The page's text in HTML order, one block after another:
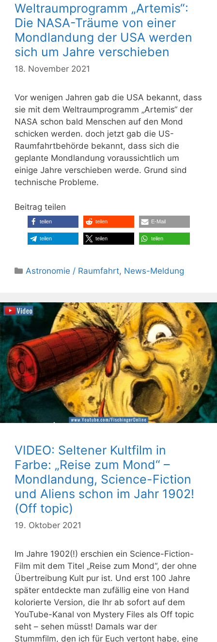
Weltraumprogramm „Artemis“:
Die NASA-Träume von einer
Mondlandung der USA werden
sich um Jahre verschieben
18. November 2021
Vor wenigen Jahren gab die USA bekannt, dass
sie mit dem Weltraumprogramm „Artemis“ der
NASA schon bald Menschen auf den Mond
schicken werden. doch jetzt gab die US-
Raumfahrtbehörde bekannt, dass sich die
geplante Mondlandung voraussichtlich um
einige Jahre verschieben werde. Grund sind
technische Probleme.
Beitrag teilen
teilen teilen E-Mail
teilen teilen teilen
Kategorien
Astronomie / Raumfahrt, News-Meldung
VIDEO: Seltener Kultfilm in
Farbe: „Reise zum Mond“ –
Mondlandung, Science-Fiction
und Aliens schon im Jahr 1902!
(Off topic)
19. Oktober 2021
Im Jahre 1902(!) erschien ein Science-Fiction-
Film mit dem Titel „Reise zum Mond“, der ohne
Übertreibung Kult pur ist. Und erst 100 Jahre
später entdeckte man zufällig eine von Hand
kolorierte Version, die Ihr ab sofort auf dem
YouTube-Kanal von Mystery Files als Off topic
seht – sehen müsst! Damals war der
Stummfilm, den ich für Euch vertont habe, eine